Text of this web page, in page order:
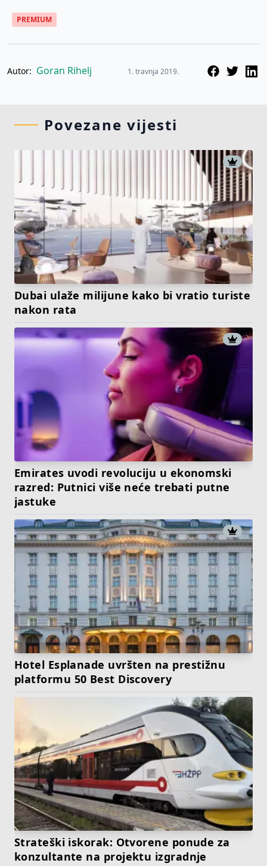
PREMIUM
Autor: Goran Rihelj 1. travnja 2019.
Povezane vijesti
Dubai ulaže milijune kako bi vratio turiste
nakon rata
Emirates uvodi revoluciju u ekonomski
razred: Putnici više neće trebati putne
jastuke
Hotel Esplanade uvršten na prestižnu
platformu 50 Best Discovery
Strateški iskorak: Otvorene ponude za
konzultante na projektu izgradnje